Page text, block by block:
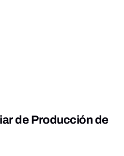
de Producción de